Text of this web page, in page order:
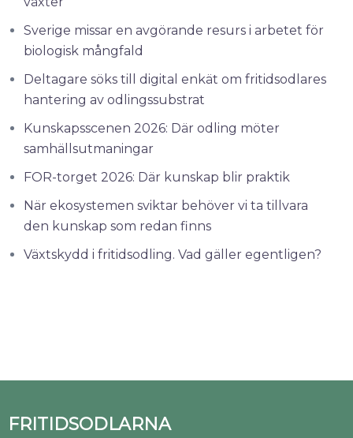
Sverige missar en avgörande resurs i arbetet för
biologisk mångfald
Deltagare söks till digital enkät om fritidsodlares
hantering av odlingssubstrat
Kunskapsscenen 2026: Där odling möter
samhällsutmaningar
FOR-torget 2026: Där kunskap blir praktik
När ekosystemen sviktar behöver vi ta tillvara
den kunskap som redan finns
Växtskydd i fritidsodling. Vad gäller egentligen?
FRITIDSODLARNA